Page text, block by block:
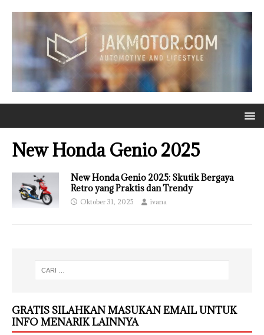
New Honda Genio 2025
New Honda Genio 2025: Skutik Bergaya
Retro yang Praktis dan Trendy
Oktober 31, 2025 ivana
GRATIS SILAHKAN MASUKAN EMAIL UNTUK
INFO MENARIK LAINNYA